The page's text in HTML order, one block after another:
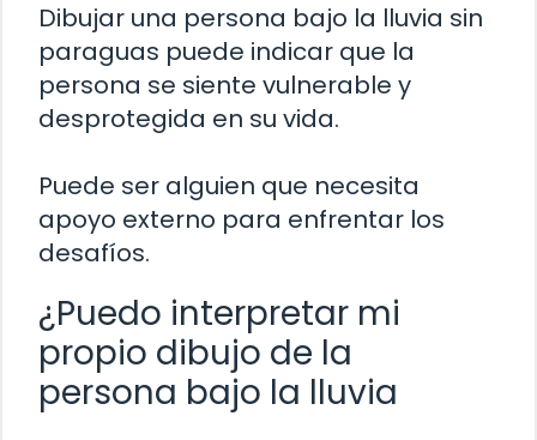
Dibujar una persona bajo la lluvia sin
paraguas puede indicar que la
persona se siente vulnerable y
desprotegida en su vida.
Puede ser alguien que necesita
apoyo externo para enfrentar los
desafíos.
¿Puedo interpretar mi
propio dibujo de la
persona bajo la lluvia